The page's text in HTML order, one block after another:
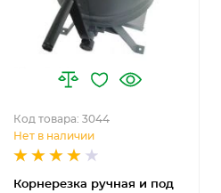
Корнерезка ручная и под
Код товара: 3044
Нет в наличии